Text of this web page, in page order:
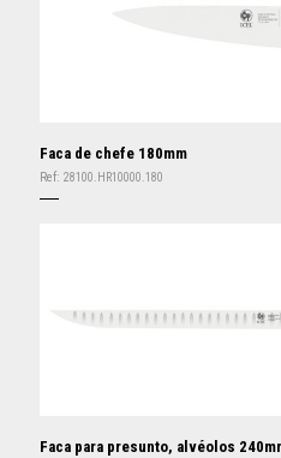
Faca de chefe 180mm
Ref: 28100.HR10000.180
Faca para presunto, alvéolos